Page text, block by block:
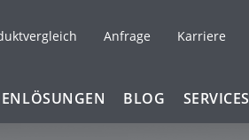
Anfrage Karriere
BLOG SERVICES